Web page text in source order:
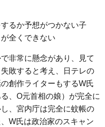
るか予想がつかない子
全くできない
非常に懸念があり、見て
敗すると考え、日テレの
創作ライターもするW氏
、O元首相の娘）が完全に
、宮内庁は完全に蚊帳の
W氏は政治家のスキャン